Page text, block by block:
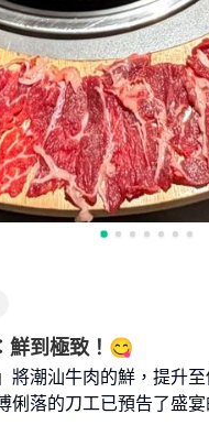
鮮到極致！😋
將潮汕牛肉的鮮，提升
俐落的刀工已預告了盛宴